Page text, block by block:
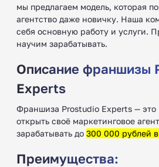
мы предлагаем модель, которая
агентство даже новичку. Наша
себя основную работу и услуги.
научим зарабатывать.
Описание франшизы
Experts
Франшиза Prostudio Experts — это
открыть своё маркетинговое
зарабатывать до 300 000 рублей
Преимущества: